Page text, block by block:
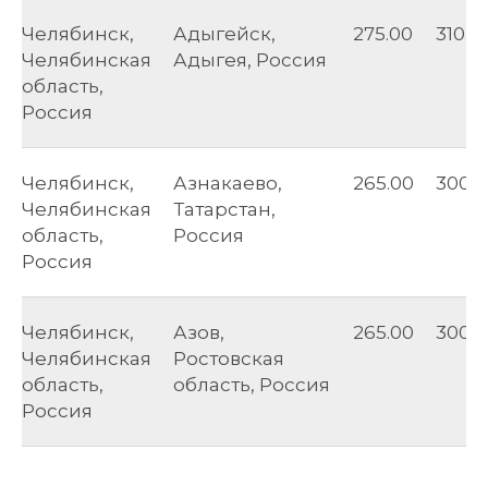
Челябинск,
Челябинская
область,
Россия
Адыгейск,
Адыгея, Россия
275.00
Челябинск,
Челябинская
область,
Россия
Азнакаево,
Татарстан,
Россия
265.00
Челябинск,
Челябинская
область,
Россия
Азов,
Ростовская
область, Россия
265.00